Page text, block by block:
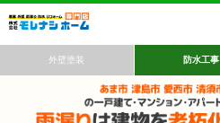
外壁塗装 防水工事